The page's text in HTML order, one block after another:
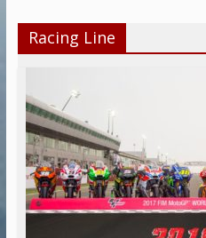
Racing Line